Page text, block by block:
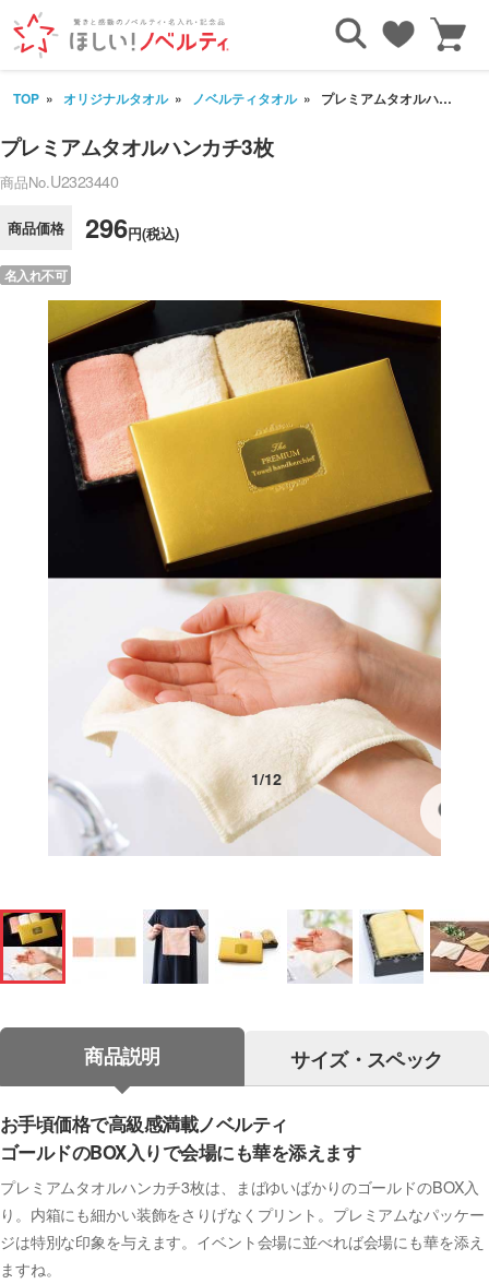
TOP オリジナルタオル ノベルティタオル プレミアムタオルハンカチ3枚
プレミアムタオルハンカチ3枚
商品No.U2323440
商品価格 296円(税込)
名入れ不可
1/12
商品説明 サイズ・スペック
お手頃価格で高級感満載ノベルティ
ゴールドのBOX入りで会場にも華を添えます
プレミアムタオルハンカチ3枚は、まばゆいばかりのゴールドのBOX入
り。内箱にも細かい装飾をさりげなくプリント。プレミアムなパッケー
ジは特別な印象を与えます。イベント会場に並べれば会場にも華を添え
ますね。